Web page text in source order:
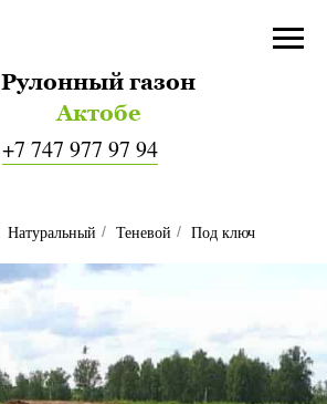
Рулонный газон
Актобе
+7 747 977 97 94
Натуральный / Теневой / Под ключ